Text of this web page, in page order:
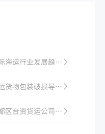
国际海运行业发展趋势分析
海运货物包装破损导致污染：清洁费用与责任认定
尧都区台资货运公司积极推动产销对接，打造国际海运货物交流平台